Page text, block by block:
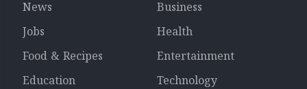
News
Business
Jobs
Health
Food & Recipes
Entertainment
Education
Technology